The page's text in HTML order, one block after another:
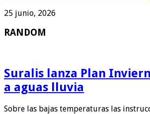
25 junio, 2026
RANDOM
Suralis lanza Plan
a aguas lluvia
Sobre las bajas temperaturas las